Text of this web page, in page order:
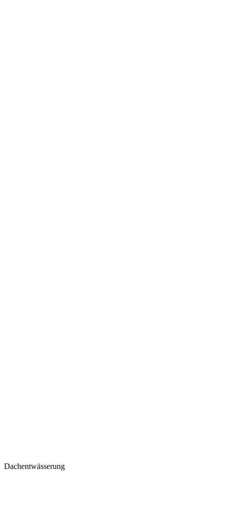
Dachentwässerung